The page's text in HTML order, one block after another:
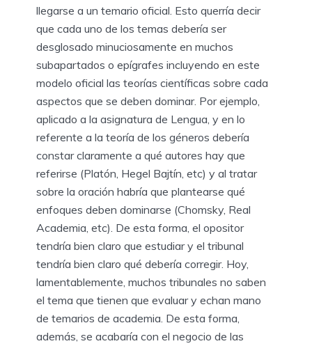
llegarse a un temario oficial. Esto querría decir
que cada uno de los temas debería ser
desglosado minuciosamente en muchos
subapartados o epígrafes incluyendo en este
modelo oficial las teorías científicas sobre cada
aspectos que se deben dominar. Por ejemplo,
aplicado a la asignatura de Lengua, y en lo
referente a la teoría de los géneros debería
constar claramente a qué autores hay que
referirse (Platón, Hegel Bajtín, etc) y al tratar
sobre la oración habría que plantearse qué
enfoques deben dominarse (Chomsky, Real
Academia, etc). De esta forma, el opositor
tendría bien claro que estudiar y el tribunal
tendría bien claro qué debería corregir. Hoy,
lamentablemente, muchos tribunales no saben
el tema que tienen que evaluar y echan mano
de temarios de academia. De esta forma,
además, se acabaría con el negocio de las